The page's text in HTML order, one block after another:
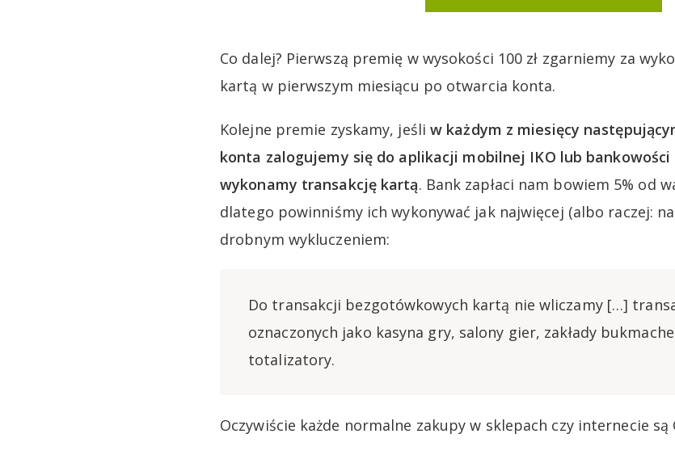
Co dalej? Pierwszą premię w wysokości 100 zł zgarniemy za
kartą w pierwszym miesiącu po otwarcia konta.
Kolejne premie zyskamy, jeśli w każdym z miesięcy
konta zalogujemy się do aplikacji mobilnej IKO lub
wykonamy transakcję kartą. Bank zapłaci nam bowiem 5% od
dlatego powinniśmy ich wykonywać jak najwięcej (albo raczej:
drobnym wykluczeniem:
Do transakcji bezgotówkowych kartą nie wliczamy […]
oznaczonych jako kasyna gry, salony gier, zakłady
totalizatory.
Oczywiście każde normalne zakupy w sklepach czy internecie są